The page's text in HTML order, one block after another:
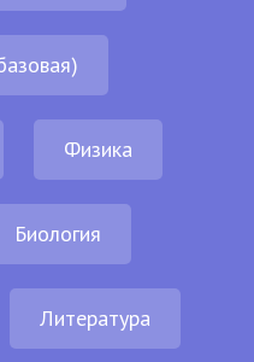
Физика
Биология
Литература